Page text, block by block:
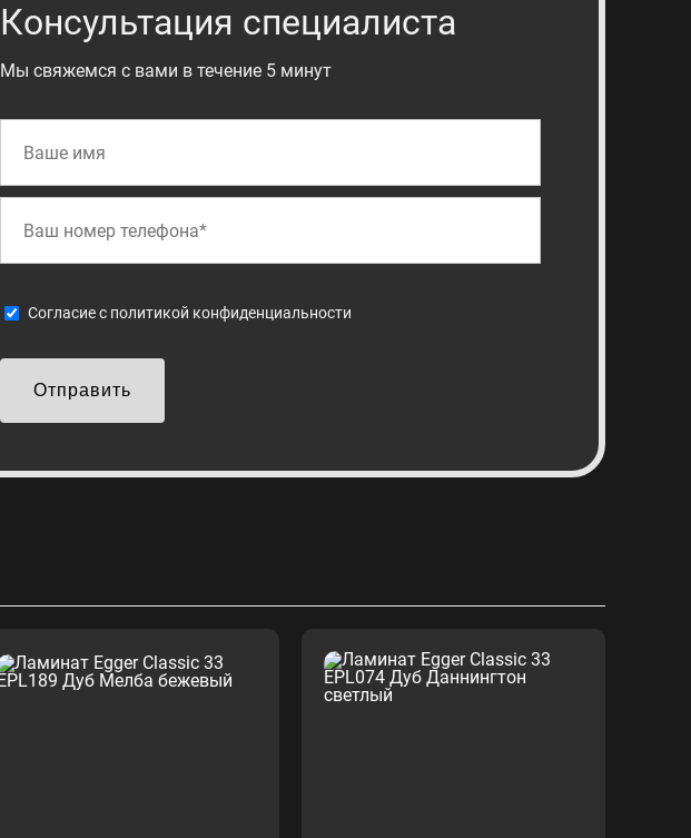
Консультация специалиста
Мы свяжемся с вами в течение 5 минут
Cогласие с политикой конфиденциальности
Отправить